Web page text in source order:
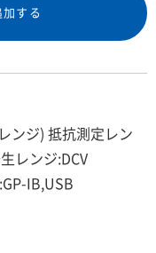
する
ンジ) 抵抗測定レン
レンジ:DCV
IB,USB